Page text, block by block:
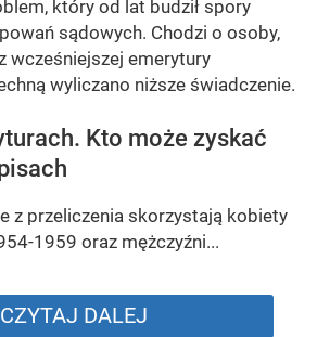
który od lat budził spory
sądowych. Chodzi o osoby,
wcześniejszej emerytury
wyliczano niższe świadczenie.
Kto może zyskać
z przeliczenia skorzystają kobiety
1959 oraz mężczyźni...
CZYTAJ DALEJ